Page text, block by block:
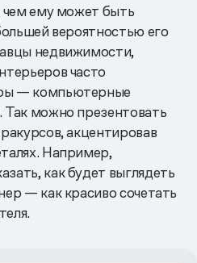
чем ему может быть
вероятностью его
недвижимости,
часто
— компьютерные
можно презентовать
акцентировав
Например,
как будет выглядеть
— как красиво сочетать